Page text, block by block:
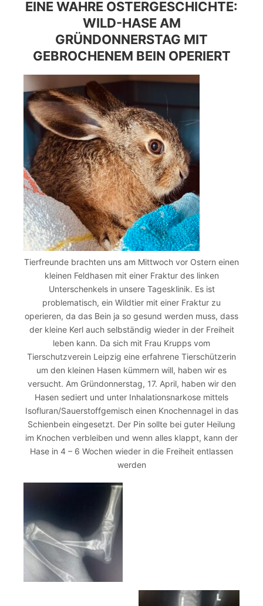
EINE WAHRE OSTERGESCHICHTE:
WILD-HASE AM
GRÜNDONNERSTAG MIT
GEBROCHENEM BEIN OPERIERT
Tierfreunde brachten uns am Mittwoch vor Ostern einen
kleinen Feldhasen mit einer Fraktur des linken
Unterschenkels in unsere Tagesklinik. Es ist
problematisch, ein Wildtier mit einer Fraktur zu
operieren, da das Bein ja so gesund werden muss, dass
der kleine Kerl auch selbständig wieder in der Freiheit
leben kann. Da sich mit Frau Krupps vom
Tierschutzverein Leipzig eine erfahrene Tierschützerin
um den kleinen Hasen kümmern will, haben wir es
versucht. Am Gründonnerstag, 17. April, haben wir den
Hasen sediert und unter Inhalationsnarkose mittels
Isofluran/Sauerstoffgemisch einen Knochennagel in das
Schienbein eingesetzt. Der Pin sollte bei guter Heilung
im Knochen verbleiben und wenn alles klappt, kann der
Hase in 4 – 6 Wochen wieder in die Freiheit entlassen
werden